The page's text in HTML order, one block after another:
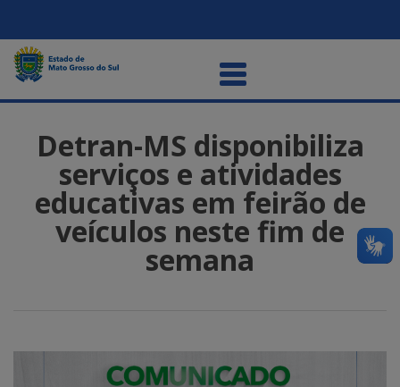
Detran-MS disponibiliza
serviços e atividades
educativas em feirão de
veículos neste fim de
semana